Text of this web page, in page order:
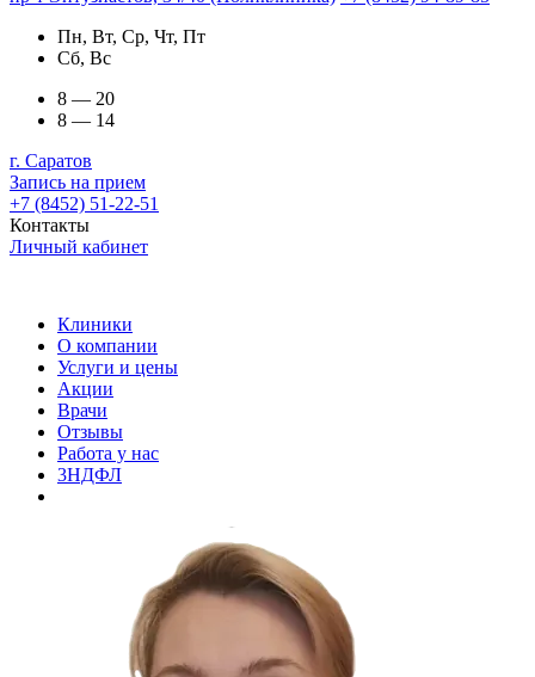
Пн, Вт, Ср, Чт, Пт
Сб, Вс
8 — 20
8 — 14
г. Саратов
Запись на прием
+7 (8452) 51-22-51
Контакты
Личный кабинет
Клиники
О компании
Услуги и цены
Акции
Врачи
Отзывы
Работа у нас
3НДФЛ